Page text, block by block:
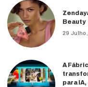
Beauty
29
A
para